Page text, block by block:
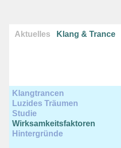
Aktuelles Klang & Trance
Klangtrancen
Luzides Träumen
Studie
Wirksamkeitsfaktoren
Hintergründe